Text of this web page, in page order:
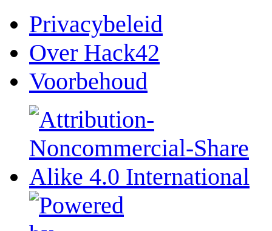
Privacybeleid
Over Hack42
Voorbehoud